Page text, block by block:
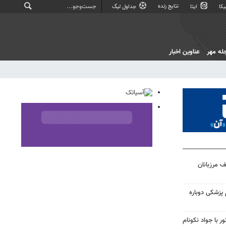
ایتا نتایج زنده جداول لیگ
مهر عناوین اخبار
مرزبانان
علوم پزشکی دوباره
با جواد نکونام